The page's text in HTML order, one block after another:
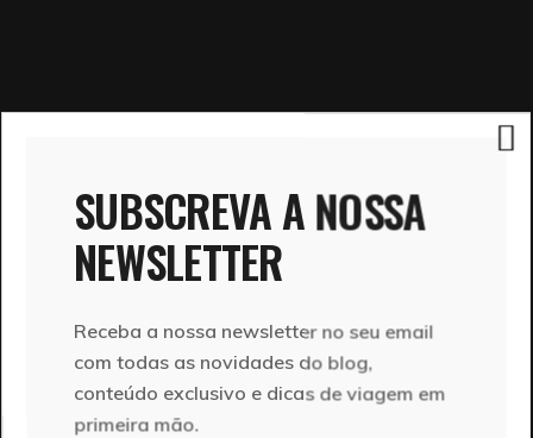
SUBSCREVA A NOSSA
NEWSLETTER
Receba a nossa newsletter no seu email
com todas as novidades do blog,
conteúdo exclusivo e dicas de viagem em
primeira mão.